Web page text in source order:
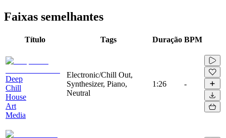
Faixas semelhantes
Título Tags Duração BPM
Deep
Chill
House
Art
Media
Electronic/Chill Out,
Synthesizer, Piano,
Neutral
1:26 -